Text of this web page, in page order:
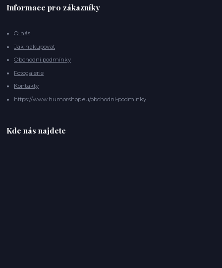
Informace pro zákazníky
O nás
Jak nakupovat
Obchodní podmínky
Fotogalerie
Kontakty
https://www.humorshop.eu/obchodni-podminky
Kde nás najdete